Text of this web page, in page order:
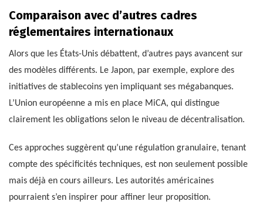
Comparaison avec d’autres cadres
réglementaires internationaux
Alors que les États-Unis débattent, d’autres pays avancent sur
des modèles différents. Le Japon, par exemple, explore des
initiatives de stablecoins yen impliquant ses mégabanques.
L’Union européenne a mis en place MiCA, qui distingue
clairement les obligations selon le niveau de décentralisation.
Ces approches suggèrent qu’une régulation granulaire, tenant
compte des spécificités techniques, est non seulement possible
mais déjà en cours ailleurs. Les autorités américaines
pourraient s’en inspirer pour affiner leur proposition.